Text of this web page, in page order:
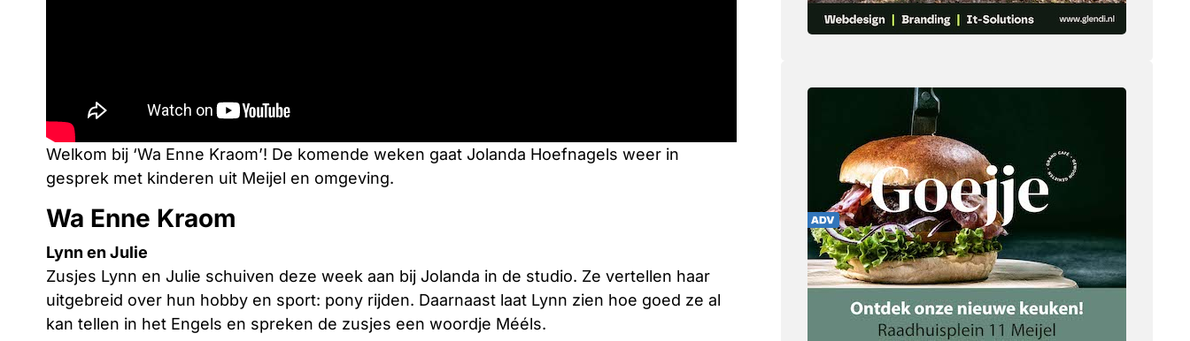
Welkom bij ‘Wa Enne Kraom’! De komende weken gaat Jolanda Hoefnagels weer in
gesprek met kinderen uit Meijel en omgeving.
Wa Enne Kraom
Lynn en Julie
Zusjes Lynn en Julie schuiven deze week aan bij Jolanda in de studio. Ze vertellen haar
uitgebreid over hun hobby en sport: pony rijden. Daarnaast laat Lynn zien hoe goed ze al
kan tellen in het Engels en spreken de zusjes een woordje Mééls.